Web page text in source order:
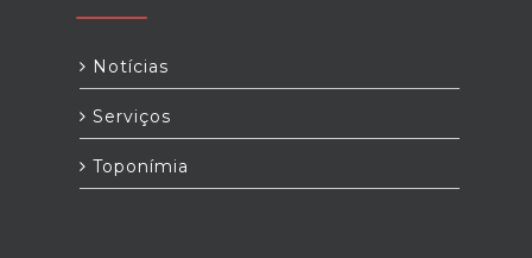
Notícias
Serviços
Toponímia